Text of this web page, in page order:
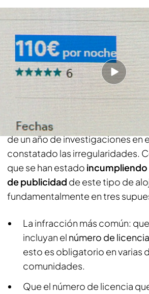
Consumo asegura que Airbnb inclumple las
Síguenos en nuestro canal de
Noticias Cuatro
Las tres normativas de
Airbnb ha incumplido
Esta decisión de bloquear más
anuncios de la plataforma
de un año de investigaciones en
constatado las irregularidades.
que se han estado incumpliendo
de publicidad de este tipo de
fundamentalmente en tres
La infracción más común:
incluyan el número de licencia
esto es obligatorio en varias
comunidades.
Que el número de licencia